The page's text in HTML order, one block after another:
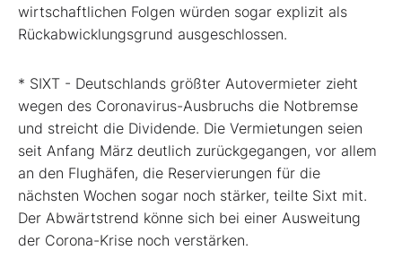
wirtschaftlichen Folgen würden sogar explizit als
Rückabwicklungsgrund ausgeschlossen.
* SIXT - Deutschlands größter Autovermieter zieht
wegen des Coronavirus-Ausbruchs die Notbremse
und streicht die Dividende. Die Vermietungen seien
seit Anfang März deutlich zurückgegangen, vor allem
an den Flughäfen, die Reservierungen für die
nächsten Wochen sogar noch stärker, teilte Sixt mit.
Der Abwärtstrend könne sich bei einer Ausweitung
der Corona-Krise noch verstärken.